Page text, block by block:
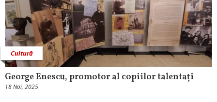
Cultură
George Enescu, promotor al copiilor talentați
18 Noi, 2025